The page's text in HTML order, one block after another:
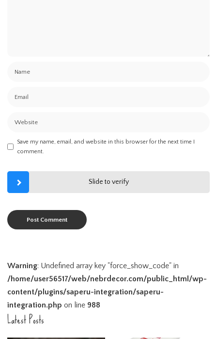
Save my name, email, and website in this browser for the next time I
comment.
Slide to verify
Warning: Undefined array key "force_show_code" in
/home/user56517/web/nebrdecor.com/public_html/wp-
content/plugins/saperu-integration/saperu-
integration.php on line 988
Latest Posts